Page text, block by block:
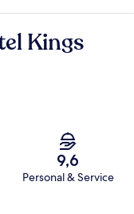
Kings
9,6
Personal & Service